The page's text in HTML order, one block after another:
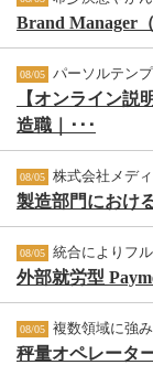
Brand Manager
08/05 パーソルテン
【オンライン説
造職｜･･･
08/05 株式会社メデ
製造部門におけ
08/05 統合によりフ
外部就労型
08/05 複数領域に強
秤量オペレータ